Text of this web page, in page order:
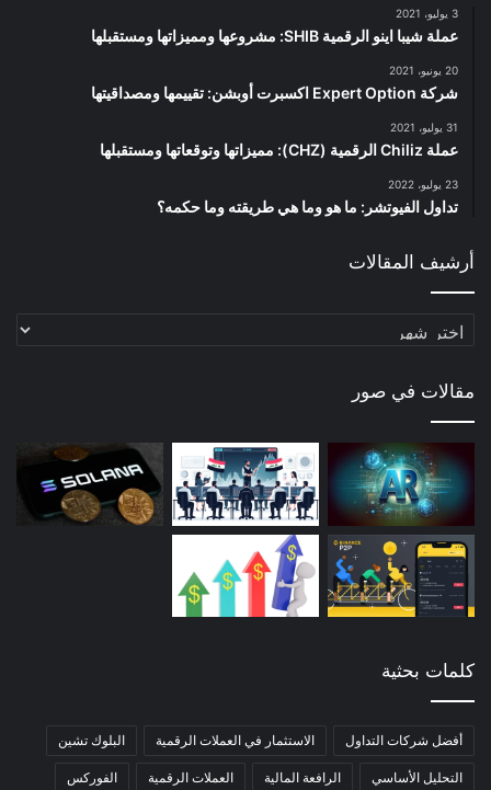
3 يوليو، 2021
عملة شيبا اينو الرقمية SHIB: مشروعها ومميزاتها ومستقبلها
20 يونيو، 2021
شركة Expert Option اكسبرت أوبشن: تقييمها ومصداقيتها
31 يوليو، 2021
عملة Chiliz الرقمية (CHZ): مميزاتها وتوقعاتها ومستقبلها
23 يوليو، 2022
تداول الفيوتشر: ما هو وما هي طريقته وما حكمه؟
أرشيف المقالات
أرشيف
مقالات في صور
كلمات بحثية
أفضل شركات التداول الاستثمار في العملات الرقمية البلوك تشين
التحليل الأساسي الرافعة المالية العملات الرقمية الفوركس